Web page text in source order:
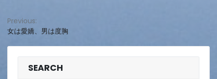
投
稿
Previous:
女は愛嬌、男は度胸
SEARCH